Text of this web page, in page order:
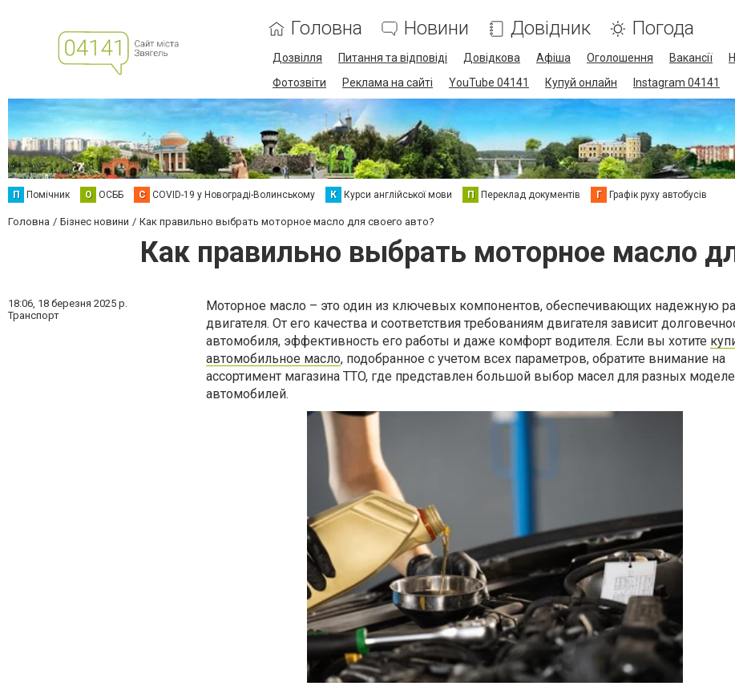
Головна Новини Довідник Погода
Дозвілля Питання та відповіді Довідкова Афіша Оголошення Вакансії
Фотозвіти
Реклама на сайті YouTube 04141 Купуй онлайн Instagram 04141
П Помічник О ОСББ C COVID-19 у Новограді-Волинському К Курси англійської мови П Переклад документів Г Графік руху автобусів
Головна Бізнес новини Как правильно выбрать моторное масло для своего авто?
Как правильно выбрать моторное масло
18:06, 18 березня 2025 р.
Транспорт
Моторное масло – это один из ключевых компонентов, обеспечивающих надежную
двигателя. От его качества и соответствия требованиям двигателя зависит
автомобиля, эффективность его работы и даже комфорт водителя. Если вы хотите
автомобильное масло, подобранное с учетом всех параметров, обратите внимание на
ассортимент магазина TTO, где представлен большой выбор масел для разных
автомобилей.